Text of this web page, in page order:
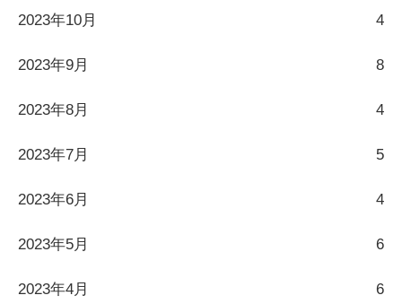
2023年10月 4
2023年9月 8
2023年8月 4
2023年7月 5
2023年6月 4
2023年5月 6
2023年4月 6